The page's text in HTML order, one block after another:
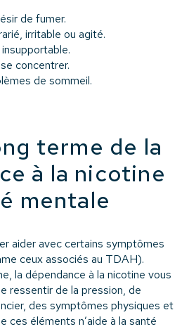
de fumer.
irritable ou agité.
concentrer.
de sommeil.
terme de la
à la nicotine
mentale
aider avec certains symptômes
ceux associés au TDAH).
la dépendance à la nicotine vous
ressentir de la pression, de
des symptômes physiques et
ces éléments n’aide à la santé